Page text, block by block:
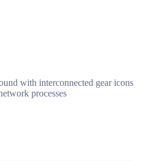
to Email